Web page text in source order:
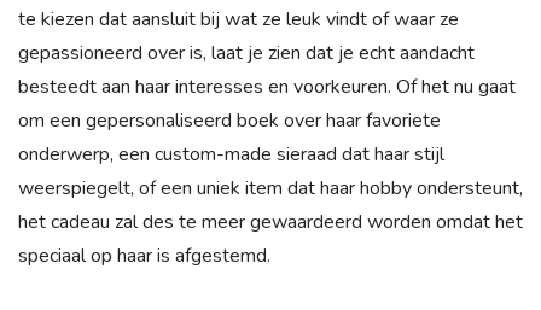
te kiezen dat aansluit bij wat ze leuk vindt of waar ze
gepassioneerd over is, laat je zien dat je echt aandacht
besteedt aan haar interesses en voorkeuren. Of het nu gaat
om een gepersonaliseerd boek over haar favoriete
onderwerp, een custom-made sieraad dat haar stijl
weerspiegelt, of een uniek item dat haar hobby ondersteunt,
het cadeau zal des te meer gewaardeerd worden omdat het
speciaal op haar is afgestemd.